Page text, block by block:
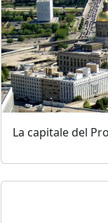
La capitale del